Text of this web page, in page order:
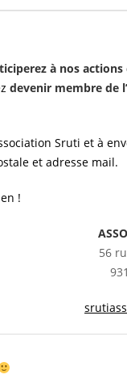
à nos
devenir membre de
Sruti et à
et adresse mail.
!
56